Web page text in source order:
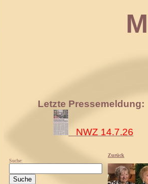
Letzte Pressemeldung:
NWZ 14.7.26
Suche:
Zurück